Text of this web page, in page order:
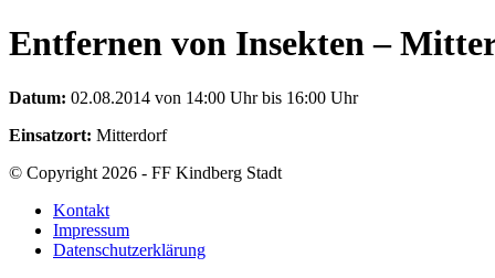
Entfernen von Insekten –
Datum: 02.08.2014 von 14:00 Uhr bis 16:00 Uhr
Einsatzort: Mitterdorf
© Copyright 2026 - FF Kindberg Stadt
Kontakt
Impressum
Datenschutzerklärung